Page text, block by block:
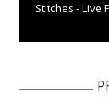
Stitches - Live